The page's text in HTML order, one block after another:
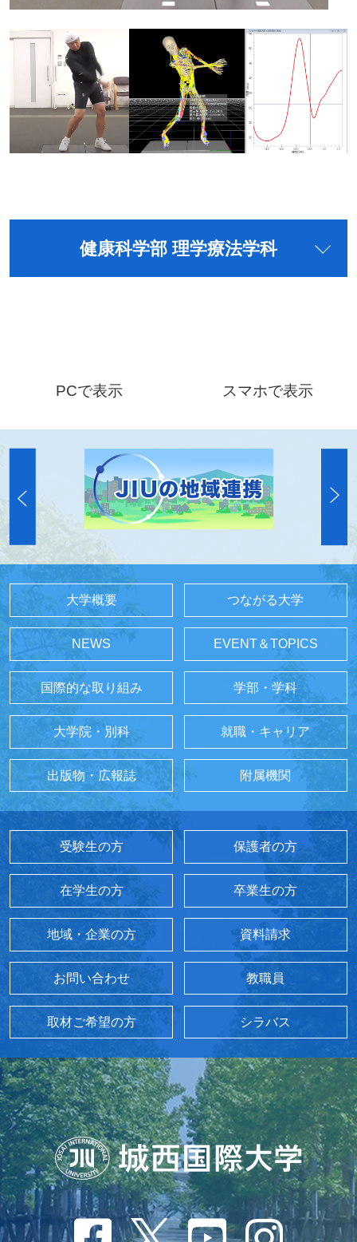
健康科学部 理学療法学科
PCで表示 スマホで表示
大学概要 つながる大学
NEWS EVENT＆TOPICS
国際的な取り組み 学部・学科
大学院・別科 就職・キャリア
出版物・広報誌 附属機関
受験生の方 保護者の方
在学生の方 卒業生の方
地域・企業の方 資料請求
お問い合わせ 教職員
取材ご希望の方 シラバス